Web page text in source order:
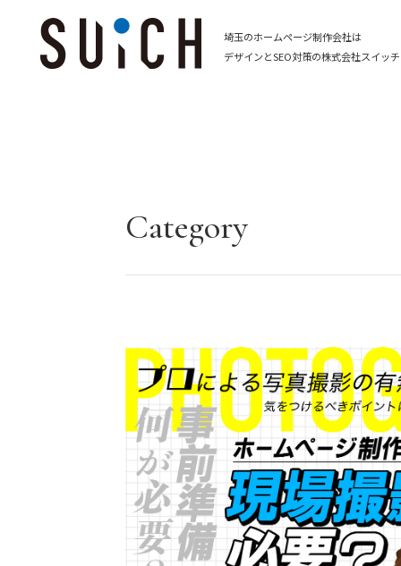
埼玉のホームページ制作会社は
デザインとSEO対策の株式会社スイッチ